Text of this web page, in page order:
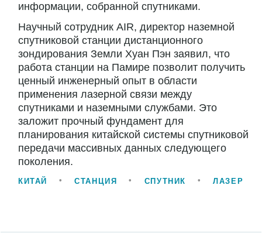
информации, собранной спутниками.
Научный сотрудник AIR, директор наземной
спутниковой станции дистанционного
зондирования Земли Хуан Пэн заявил, что
работа станции на Памире позволит получить
ценный инженерный опыт в области
применения лазерной связи между
спутниками и наземными службами. Это
заложит прочный фундамент для
планирования китайской системы спутниковой
передачи массивных данных следующего
поколения.
КИТАЙ СТАНЦИЯ СПУТНИК ЛАЗЕР